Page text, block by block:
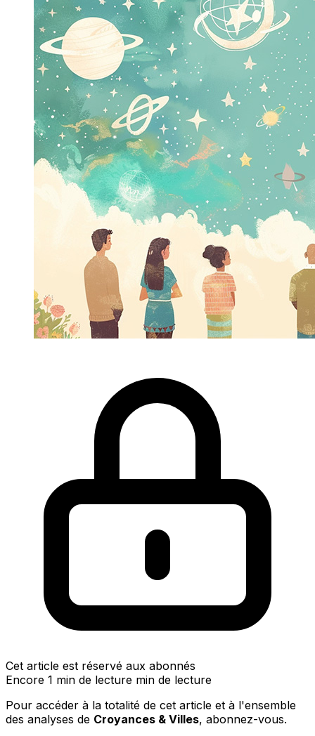
Cet article est réservé aux abonnés
Encore 1 min de lecture min de lecture
Pour accéder à la totalité de cet article et à l'ensemble
des analyses de Croyances & Villes, abonnez-vous.